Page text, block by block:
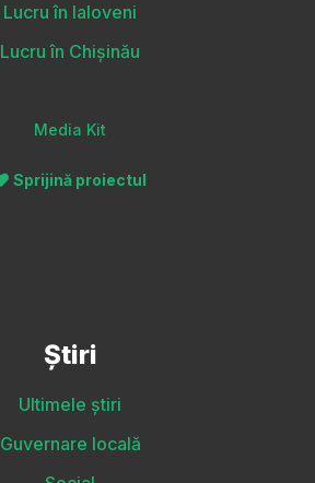
Lucru în Ialoveni
Lucru în Chișinău
Media Kit
Sprijină proiectul
Știri
Ultimele știri
Guvernare locală